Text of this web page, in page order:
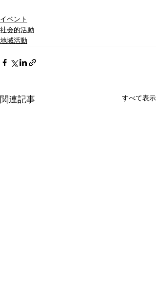
イベント
社会的活動
地域活動
関連記事 すべて表示